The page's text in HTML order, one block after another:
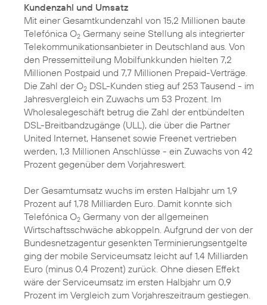
Kundenzahl und Umsatz
Mit einer Gesamtkundenzahl von 15,2 Millionen baute
Telefónica O2 Germany seine Stellung als integrierter
Telekommunikationsanbieter in Deutschland aus. Von
den Pressemitteilung Mobilfunkkunden hielten 7,2
Millionen Postpaid und 7,7 Millionen Prepaid-Verträge.
Die Zahl der O2 DSL-Kunden stieg auf 253 Tausend - im
Jahresvergleich ein Zuwachs um 53 Prozent. Im
Wholesalegeschäft betrug die Zahl der entbündelten
DSL-Breitbandzugänge (ULL), die über die Partner
United Internet, Hansenet sowie Freenet vertrieben
werden, 1,3 Millionen Anschlüsse - ein Zuwachs von 42
Prozent gegenüber dem Vorjahreswert.
Der Gesamtumsatz wuchs im ersten Halbjahr um 1,9
Prozent auf 1,78 Milliarden Euro. Damit konnte sich
Telefónica O2 Germany von der allgemeinen
Wirtschaftsschwäche abkoppeln. Aufgrund der von der
Bundesnetzagentur gesenkten Terminierungsentgelte
ging der mobile Serviceumsatz leicht auf 1,4 Milliarden
Euro (minus 0,4 Prozent) zurück. Ohne diesen Effekt
wäre der Serviceumsatz im ersten Halbjahr um 0,9
Prozent im Vergleich zum Vorjahreszeitraum gestiegen.